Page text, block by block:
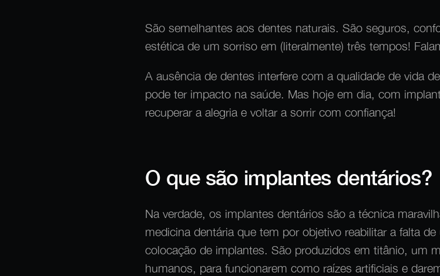
São semelhantes aos dentes naturais. São seguros,
estética de um sorriso em (literalmente) três tempos!
A ausência de dentes interfere com a qualidade de vida
pode ter impacto na saúde. Mas hoje em dia, com
recuperar a alegria e voltar a sorrir com confiança!
O que são implantes dentários?
Na verdade, os implantes dentários são a técnica
medicina dentária que tem por objetivo reabilitar a falta
colocação de implantes. São produzidos em titânio, um
humanos, para funcionarem como raízes artificiais e